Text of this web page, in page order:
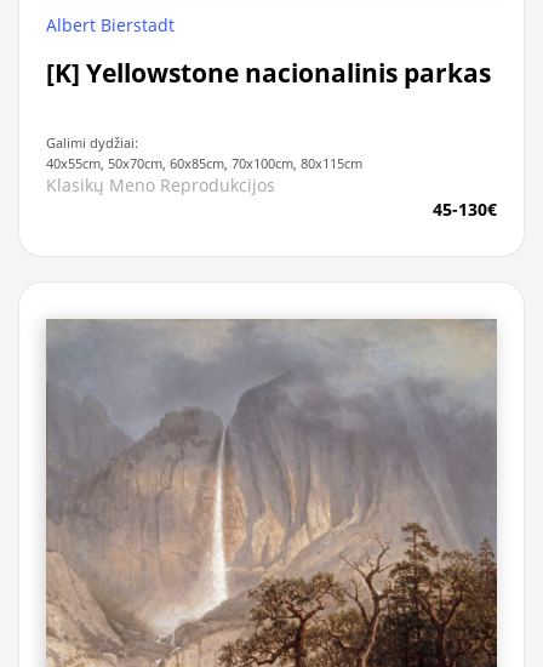
Albert Bierstadt
[K] Yellowstone nacionalinis parkas
Galimi dydžiai:
40x55cm, 50x70cm, 60x85cm, 70x100cm, 80x115cm
Klasikų Meno Reprodukcijos
45-130€